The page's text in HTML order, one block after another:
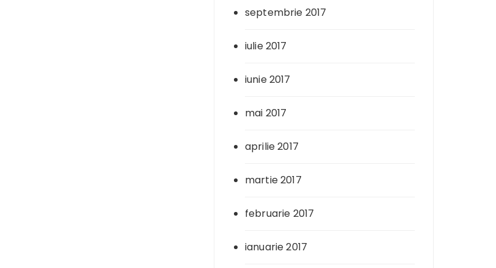
septembrie 2017
iulie 2017
iunie 2017
mai 2017
aprilie 2017
martie 2017
februarie 2017
ianuarie 2017